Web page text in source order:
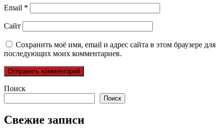
Email *
Сайт
Сохранить моё имя, email и адрес сайта в этом браузере для
последующих моих комментариев.
Поиск
Поиск
Свежие записи